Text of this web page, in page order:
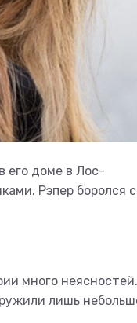
его доме в Лос-
Рэпер боролся с
много
лишь